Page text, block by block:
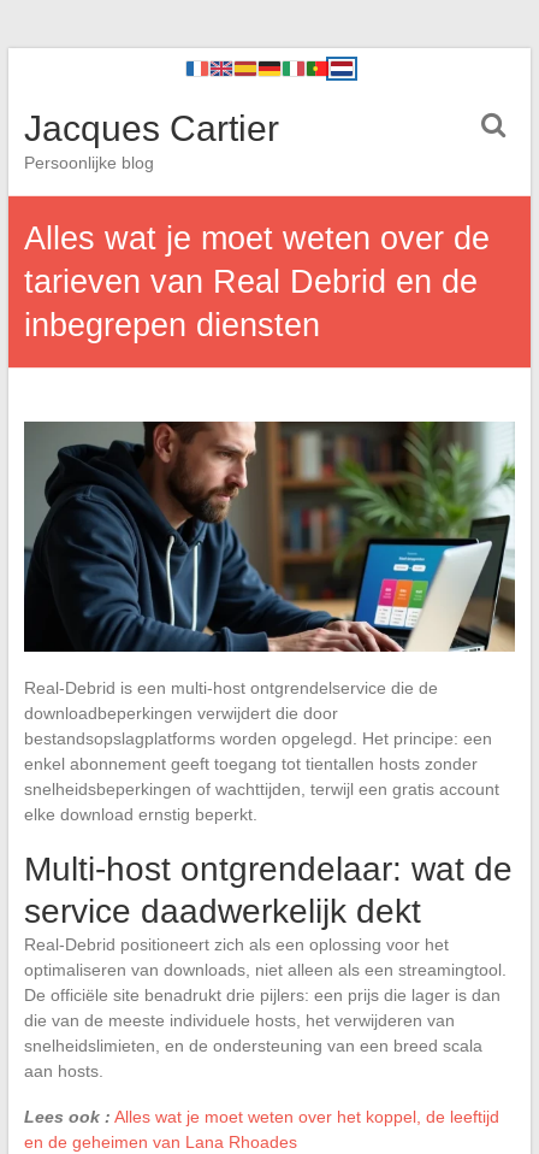
Jacques Cartier
Persoonlijke blog
Alles wat je moet weten over de
tarieven van Real Debrid en de
inbegrepen diensten
Real-Debrid is een multi-host ontgrendelservice die de
downloadbeperkingen verwijdert die door
bestandsopslagplatforms worden opgelegd. Het principe: een
enkel abonnement geeft toegang tot tientallen hosts zonder
snelheidsbeperkingen of wachttijden, terwijl een gratis account
elke download ernstig beperkt.
Multi-host ontgrendelaar: wat de
service daadwerkelijk dekt
Real-Debrid positioneert zich als een oplossing voor het
optimaliseren van downloads, niet alleen als een streamingtool.
De officiële site benadrukt drie pijlers: een prijs die lager is dan
die van de meeste individuele hosts, het verwijderen van
snelheidslimieten, en de ondersteuning van een breed scala
aan hosts.
Lees ook : Alles wat je moet weten over het koppel, de leeftijd
en de geheimen van Lana Rhoades